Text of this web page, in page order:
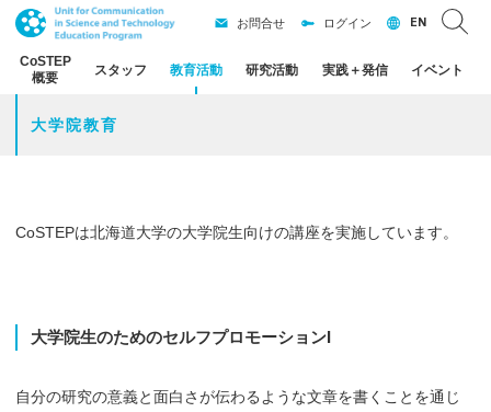
CoSTEP
概要
スタッフ 教育活動 研究活動 実践＋発信 イベント
お問合せ ログイン EN
大学院教育
CoSTEPは北海道大学の大学院生向けの講座を実施しています。
大学院生のためのセルフプロモーションI
自分の研究の意義と面白さが伝わるような文章を書くことを通じ